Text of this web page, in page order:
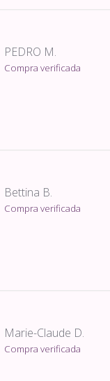
PEDRO M.
Compra verificada
Bettina B.
Compra verificada
Marie-Claude D.
Compra verificada